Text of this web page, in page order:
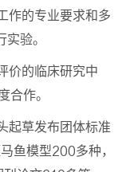
作的专业要求和多
验。
价的临床研究中
合作。
起草发布团体标准
鱼模型200多种，